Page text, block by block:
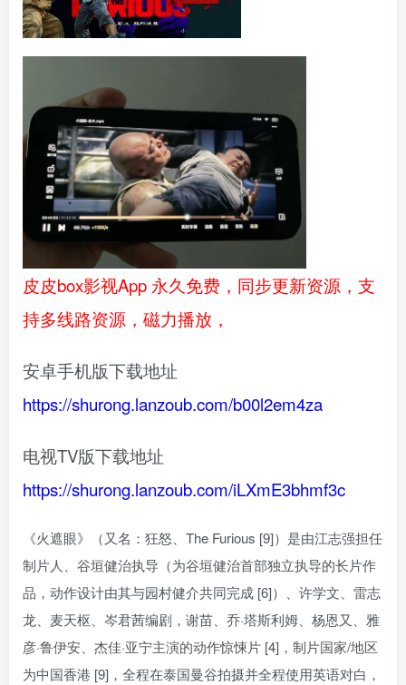
皮皮box影视App 永久免费，同步更新资源，支
持多线路资源，磁力播放，
安卓手机版下载地址
https://shurong.lanzoub.com/b00l2em4za
电视TV版下载地址
https://shurong.lanzoub.com/iLXmE3bhmf3c
《火遮眼》（又名：狂怒、The Furious [9]）是由江志强担任
制片人、谷垣健治执导（为谷垣健治首部独立执导的长片作
品，动作设计由其与园村健介共同完成 [6]）、许学文、雷志
龙、麦天枢、岑君茜编剧，谢苗、乔·塔斯利姆、杨恩又、雅
彦·鲁伊安、杰佳·亚宁主演的动作惊悚片 [4]，制片国家/地区
为中国香港 [9]，全程在泰国曼谷拍摄并全程使用英语对白，